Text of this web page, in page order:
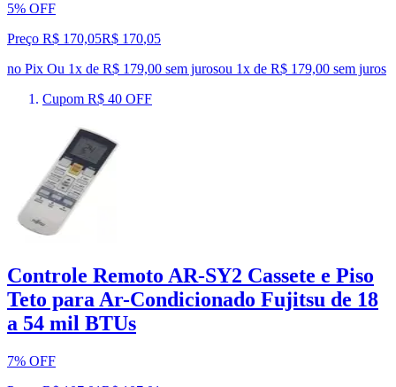
5% OFF
Preço R$ 170,05R$ 170,05
no Pix Ou 1x de R$ 179,00 sem jurosou 1x de R$ 179,00 sem juros
Cupom R$ 40 OFF
Controle Remoto AR-SY2 Cassete e Piso
Teto para Ar-Condicionado Fujitsu de 18
a 54 mil BTUs
7% OFF